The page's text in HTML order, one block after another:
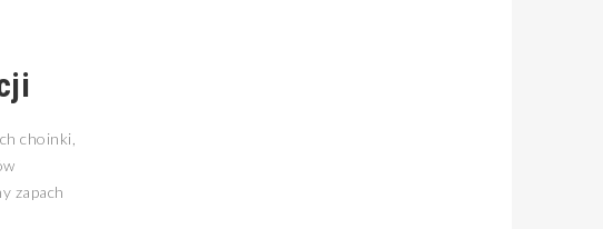
choinki,
zapach